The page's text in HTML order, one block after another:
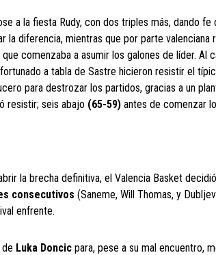
a la fiesta Rudy, con dos triples más, dando
la diferencia, mientras que por parte
comenzaba a asumir los galones de líder.
a tabla de Sastre hicieron resistir el
para destrozar los partidos, gracias a un
resistir; seis abajo (65-59) antes de comenzar
la brecha definitiva, el Valencia Basket
consecutivos (Saneme, Will Thomas, y
enfrente.
Luka Doncic para, pese a su mal encuentro,